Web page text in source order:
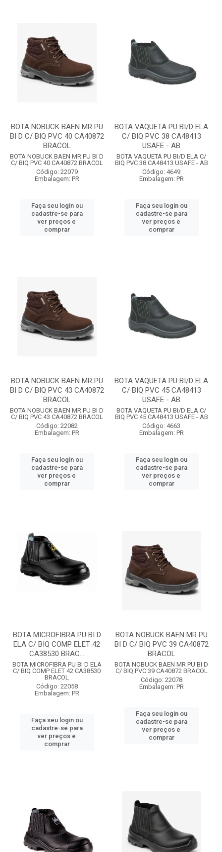
BOTA NOBUCK BAEN MR PU
BI D C/ BIQ PVC 40 CA40872
BRACOL
BOTA NOBUCK BAEN MR PU BI D
C/ BIQ PVC 40 CA40872 BRACOL
Código: 22079
Embalagem: PR
Faça seu login ou
cadastre-se para
ver preços e
comprar
BOTA VAQUETA PU BI/D ELA
C/ BIQ PVC 38 CA48413
USAFE - AB
BOTA VAQUETA PU BI/D ELA C/
BIQ PVC 38 CA48413 USAFE - AB
Código: 4649
Embalagem: PR
Faça seu login ou
cadastre-se para
ver preços e
comprar
BOTA NOBUCK BAEN MR PU
BI D C/ BIQ PVC 43 CA40872
BRACOL
BOTA NOBUCK BAEN MR PU BI D
C/ BIQ PVC 43 CA40872 BRACOL
Código: 22082
Embalagem: PR
Faça seu login ou
cadastre-se para
ver preços e
comprar
BOTA VAQUETA PU BI/D ELA
C/ BIQ PVC 45 CA48413
USAFE - AB
BOTA VAQUETA PU BI/D ELA C/
BIQ PVC 45 CA48413 USAFE - AB
Código: 4663
Embalagem: PR
Faça seu login ou
cadastre-se para
ver preços e
comprar
BOTA MICROFIBRA PU BI D
ELA C/ BIQ COMP ELET 42
CA38530 BRAC...
BOTA MICROFIBRA PU BI D ELA
C/ BIQ COMP ELET 42 CA38530
BRACOL
Código: 22058
Embalagem: PR
Faça seu login ou
cadastre-se para
ver preços e
comprar
BOTA NOBUCK BAEN MR PU
BI D C/ BIQ PVC 39 CA40872
BRACOL
BOTA NOBUCK BAEN MR PU BI D
C/ BIQ PVC 39 CA40872 BRACOL
Código: 22078
Embalagem: PR
Faça seu login ou
cadastre-se para
ver preços e
comprar